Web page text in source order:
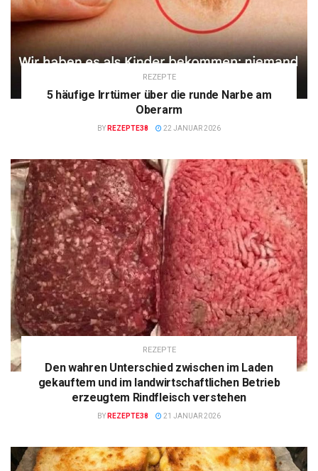
REZEPTE
5 häufige Irrtümer über die runde Narbe am
Oberarm
BY REZEPTE38 22 JANUAR 2026
REZEPTE
Den wahren Unterschied zwischen im Laden
gekauftem und im landwirtschaftlichen Betrieb
erzeugtem Rindfleisch verstehen
BY REZEPTE38 21 JANUAR 2026